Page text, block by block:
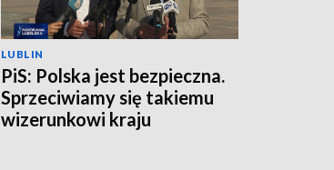
LUBLIN
PiS: Polska jest bezpieczna.
Sprzeciwiamy się takiemu
wizerunkowi kraju